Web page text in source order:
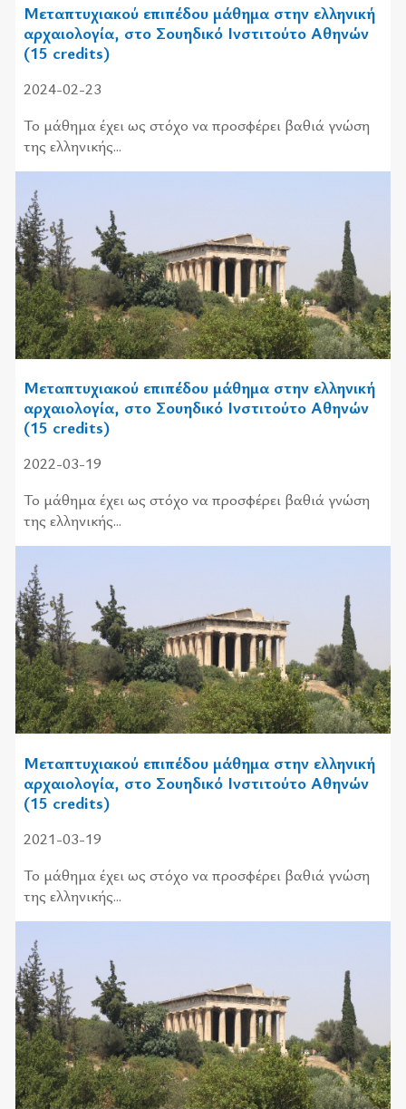
Μεταπτυχιακού επιπέδου μάθημα στην ελληνική
αρχαιολογία, στο Σουηδικό Ινστιτούτο Αθηνών
(15 credits)
2024-02-23
Το μάθημα έχει ως στόχο να προσφέρει βαθιά γνώση
της ελληνικής...
Μεταπτυχιακού επιπέδου μάθημα στην ελληνική
αρχαιολογία, στο Σουηδικό Ινστιτούτο Αθηνών
(15 credits)
2022-03-19
Το μάθημα έχει ως στόχο να προσφέρει βαθιά γνώση
της ελληνικής...
Μεταπτυχιακού επιπέδου μάθημα στην ελληνική
αρχαιολογία, στο Σουηδικό Ινστιτούτο Αθηνών
(15 credits)
2021-03-19
Το μάθημα έχει ως στόχο να προσφέρει βαθιά γνώση
της ελληνικής...